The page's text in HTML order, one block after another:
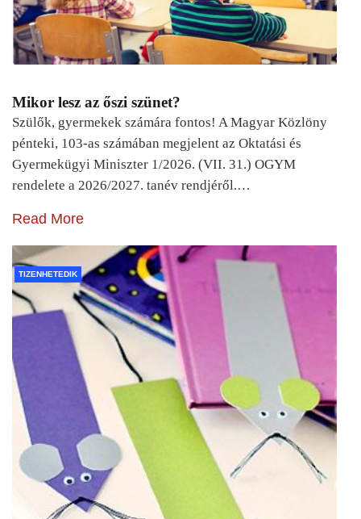
Mikor lesz az őszi szünet?
Szülők, gyermekek számára fontos! A Magyar Közlöny
pénteki, 103-as számában megjelent az Oktatási és
Gyermekügyi Miniszter 1/2026. (VII. 31.) OGYM
rendelete a 2026/2027. tanév rendjéről.…
Read More
TIZENHETEDIK